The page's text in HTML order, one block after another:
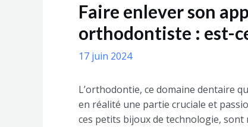
Faire enlever son
orthodontiste : est-
17 juin 2024
L’orthodontie, ce domaine dentaire
en réalité une partie cruciale et
ces petits bijoux de technologie,